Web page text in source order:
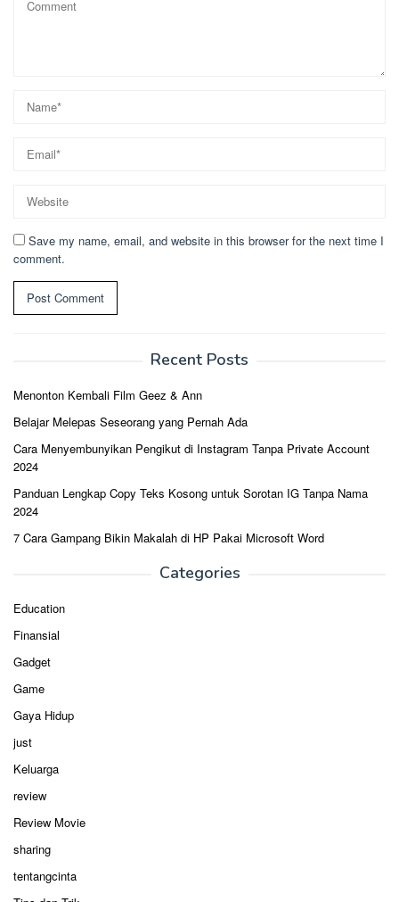
Save my name, email, and website in this browser for the next time I
comment.
Recent Posts
Menonton Kembali Film Geez & Ann
Belajar Melepas Seseorang yang Pernah Ada
Cara Menyembunyikan Pengikut di Instagram Tanpa Private Account
2024
Panduan Lengkap Copy Teks Kosong untuk Sorotan IG Tanpa Nama
2024
7 Cara Gampang Bikin Makalah di HP Pakai Microsoft Word
Categories
Education
Finansial
Gadget
Game
Gaya Hidup
just
Keluarga
review
Review Movie
sharing
tentangcinta